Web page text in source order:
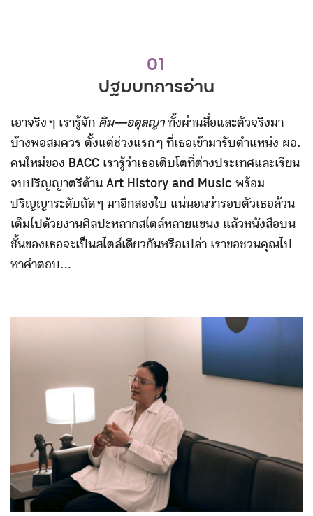
01
ปฐมบทการอ่าน
เอาจริง ๆ เรารู้จักคิม—อดุลญาทั้งผ่านสื่อและตัวจริงมา
บ้างพอสมควร ตั้งแต่ช่วงแรก ๆ ที่เธอเข้ามารับตำแหน่ง ผอ.
คนใหม่ของ BACC เรารู้ว่าเธอเติบโตที่ต่างประเทศและเรียน
จบปริญญาตรีด้าน Art History and Music พร้อม
ปริญญาระดับถัด ๆ มาอีกสองใบ แน่นอนว่ารอบตัวเธอล้วน
เต็มไปด้วยงานศิลปะหลากสไตล์หลายแขนง แล้วหนังสือบน
ชั้นของเธอจะเป็นสไตล์เดียวกันหรือเปล่า เราขอชวนคุณไป
หาคำตอบ…